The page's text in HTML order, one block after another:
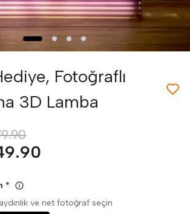
Fotoğraflı
3D Lamba
*
ve net fotoğraf seçin